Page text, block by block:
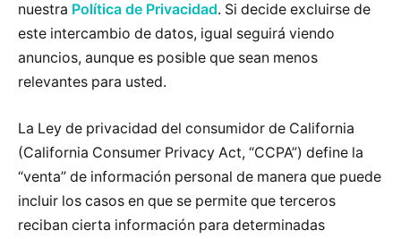
nuestra Política de Privacidad. Si decide excluirse de
este intercambio de datos, igual seguirá viendo
anuncios, aunque es posible que sean menos
relevantes para usted.
La Ley de privacidad del consumidor de California
(California Consumer Privacy Act, “CCPA”) define la
“venta” de información personal de manera que puede
incluir los casos en que se permite que terceros
reciban cierta información para determinadas